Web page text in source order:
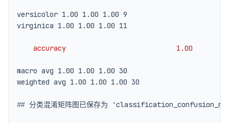
accuracy                           1.00
## 分类混淆矩阵图已保存为